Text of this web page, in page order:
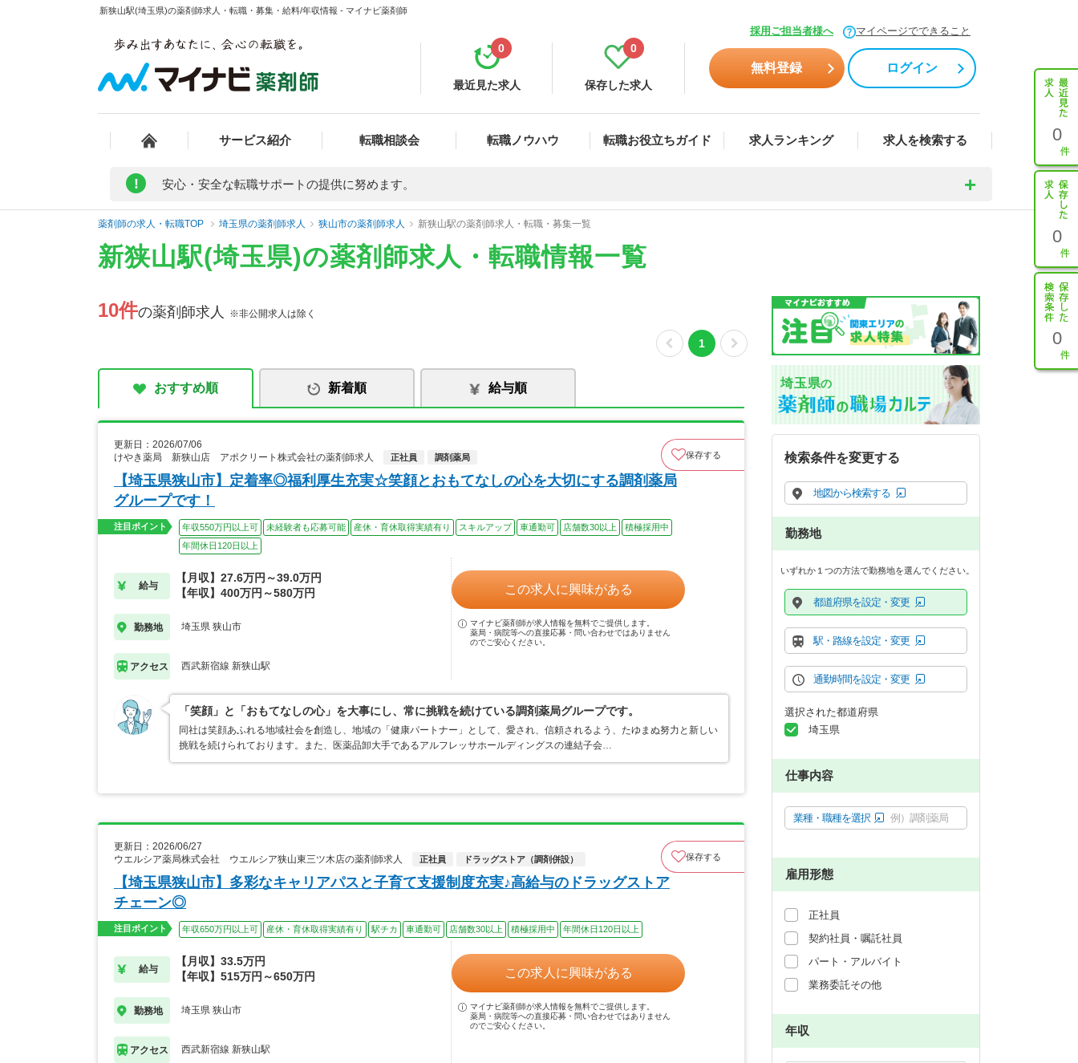
新狭山駅(埼玉県)の薬剤師求人・転職・募集・給料/年収情報 - マイナビ薬剤師
採用ご担当者様へ マイページでできること
最近見た求人
0
保存した求人
0
無料登録 ログイン
サービス紹介 転職相談会 転職ノウハウ 転職お役立ちガイド 求人ランキング 求人を検索する 0
0
0
! 安心・安全な転職サポートの提供に努めます。
薬剤師の求人・転職TOP 埼玉県の薬剤師求人 狭山市の薬剤師求人 新狭山駅の薬剤師求人・転職・募集一覧
新狭山駅(埼玉県)の薬剤師求人・転職情報一覧
10件の薬剤師求人 ※非公開求人は除く
1
おすすめ順 新着順 給与順
更新日：2026/07/06
けやき薬局 新狭山店 アポクリート株式会社の薬剤師求人
正社員 調剤薬局 保存する
【埼玉県狭山市】定着率◎福利厚生充実☆笑顔とおもてなしの心を大切にする調剤薬局
グループです！
注目ポイント 年収550万円以上可 未経験者も応募可能 産休・育休取得実績有り スキルアップ 車通勤可 店舗数30以上
積極採用中
年間休日120日以上
給与
【月収】27.6万円～39.0万円
【年収】400万円～580万円
勤務地 埼玉県 狭山市
アクセス 西武新宿線 新狭山駅
この求人に興味がある
マイナビ薬剤師が求人情報を無料でご提供します。
薬局・病院等への直接応募・問い合わせではありません
のでご安心ください。
「笑顔」と「おもてなしの心」を大事にし、常に挑戦を続けている調剤薬局グループです。
同社は笑顔あふれる地域社会を創造し、地域の「健康パートナー」として、愛され、信頼されるよう、たゆまぬ努力と新しい
挑戦を続けられております。また、医薬品卸大手であるアルフレッサホールディングスの連結子会…
更新日：2026/06/27
ウエルシア薬局株式会社 ウエルシア狭山東三ツ木店の薬剤師求人
正社員 ドラッグストア（調剤併設） 保存する
【埼玉県狭山市】多彩なキャリアパスと子育て支援制度充実♪高給与のドラッグストア
チェーン◎
注目ポイント 年収650万円以上可 産休・育休取得実績有り 駅チカ 車通勤可 店舗数30以上 積極採用中 年間休日120日以上
給与
【月収】33.5万円
【年収】515万円～650万円
勤務地 埼玉県 狭山市
アクセス 西武新宿線 新狭山駅
この求人に興味がある
マイナビ薬剤師が求人情報を無料でご提供します。
薬局・病院等への直接応募・問い合わせではありません
のでご安心ください。
埼玉県の
検索条件を変更する
地図から検索する
勤務地
いずれか１つの方法で勤務地を選んでください。
都道府県を設定・変更
駅・路線を設定・変更
通勤時間を設定・変更
選択された都道府県
埼玉県
仕事内容
業種・職種を選択 例）調剤薬局
雇用形態
正社員
契約社員・嘱託社員
パート・アルバイト
業務委託その他
年収